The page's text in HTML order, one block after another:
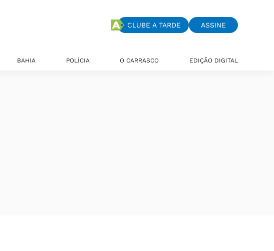
CLUBE A TARDE ASSINE
BAHIA POLÍCIA O CARRASCO EDIÇÃO DIGITAL